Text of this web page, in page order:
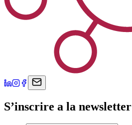
S’inscrire a la newsletter